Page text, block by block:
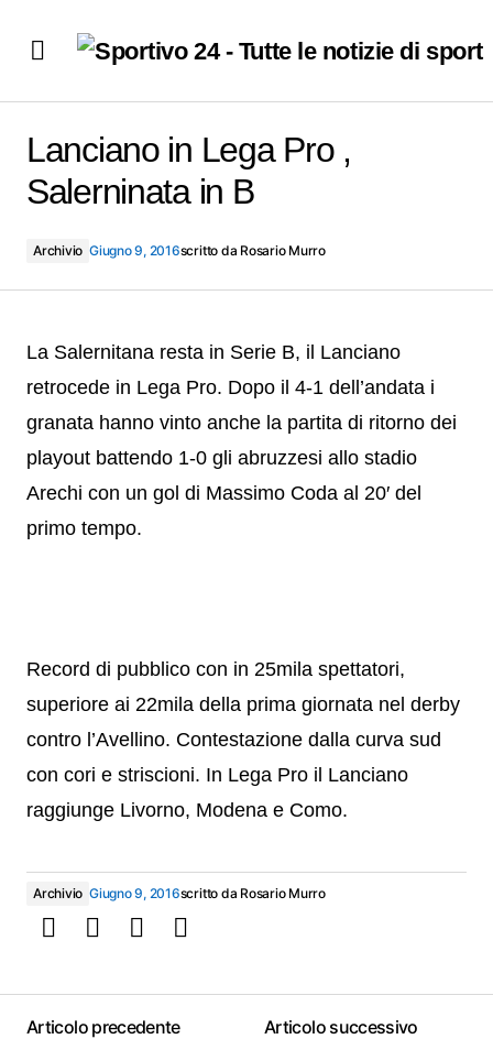
Lanciano in Lega Pro ,
Salerninata in B
Archivio Giugno 9, 2016scritto da Rosario Murro
La Salernitana resta in Serie B, il Lanciano
retrocede in Lega Pro. Dopo il 4-1 dell’andata i
granata hanno vinto anche la partita di ritorno dei
playout battendo 1-0 gli abruzzesi allo stadio
Arechi con un gol di Massimo Coda al 20′ del
primo tempo.
Record di pubblico con in 25mila spettatori,
superiore ai 22mila della prima giornata nel derby
contro l’Avellino. Contestazione dalla curva sud
con cori e striscioni. In Lega Pro il Lanciano
raggiunge Livorno, Modena e Como.
Archivio Giugno 9, 2016scritto da Rosario Murro
Articolo precedente
Articolo successivo